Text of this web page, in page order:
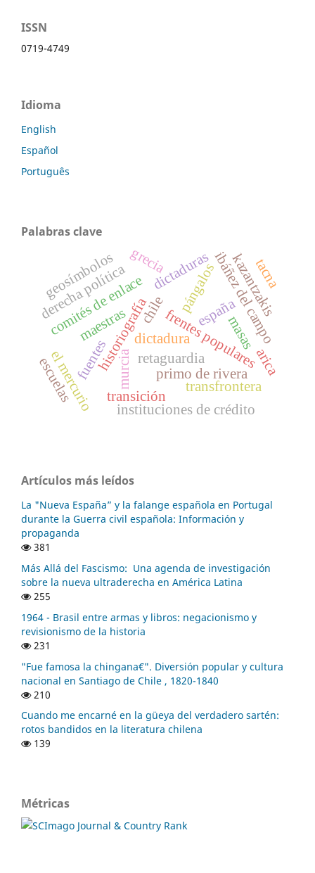
ISSN
0719-4749
Idioma
English
Español
Português
Palabras clave
frentes populares
comités de enlace
murcia retaguardia
historiografía
fuentes dictadura
españa
primo de rivera
chile ibáñez del campo
dictaduras
pángalos
grecia kazantzakis
masas
derecha política
transición
el mercurio
geosímbolos
transfrontera
instituciones de crédito
escuelas
maestras
arica
tacna
Artículos más leídos
La "Nueva España” y la falange española en Portugal
durante la Guerra civil española: Información y
propaganda
381
Más Allá del Fascismo: Una agenda de investigación
sobre la nueva ultraderecha en América Latina
255
1964 - Brasil entre armas y libros: negacionismo y
revisionismo de la historia
231
"Fue famosa la chingana€". Diversión popular y cultura
nacional en Santiago de Chile , 1820-1840
210
Cuando me encarné en la güeya del verdadero sartén:
rotos bandidos en la literatura chilena
139
Métricas